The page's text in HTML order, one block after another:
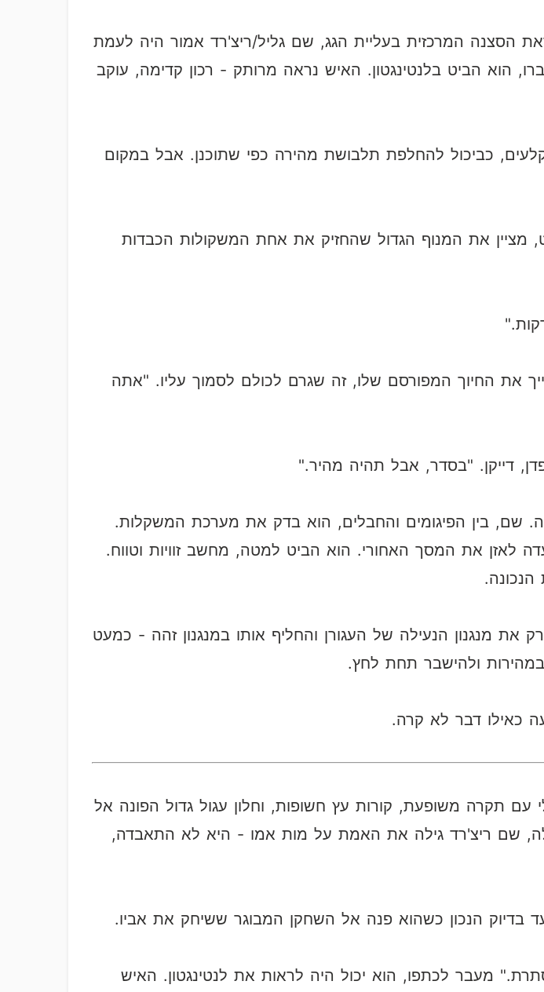
המרכזית בעליית הגג, שם גליל/ריצ'רד אמור היה לעמת
הוא הביט בלנטינגטון. האיש נראה מרותק - רכון קדימה, עוקב
כביכול להחלפת תלבושת מהירה כפי שתוכנן. אבל במקום
מציין את המנוף הגדול שהחזיק את אחת המשקולות הכבדות
את החיוך המפורסם שלו, זה שגרם לכולם לסמוך עליו. "אתה
דייקן. "בסדר, אבל תהיה מהיר."
שם, בין הפיגומים והחבלים, הוא בדק את מערכת המשקלות.
משקולת בטון במשקל של 150 קילו, שנועדה לאזן את המסך האחורי. הוא הביט למטה, מחשב זוויות וטווח.
הנכונה.
את מנגנון הנעילה של העגורן והחליף אותו במנגנון זהה - כמעט
ולהישבר תחת לחץ.
כאילו דבר לא קרה.
תקרה משופעת, קורות עץ חשופות, וחלון עגול גדול הפונה אל
שם ריצ'רד גילה את האמת על מות אמו - היא לא התאבדה,
בדיוק הנכון כשהוא פנה אל השחקן המבוגר ששיחק את אביו.
מעבר לכתפו, הוא יכול היה לראות את לנטינגטון. האיש